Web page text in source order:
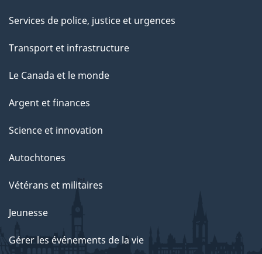
Services de police, justice et urgences
Transport et infrastructure
Le Canada et le monde
Argent et finances
Science et innovation
Autochtones
Vétérans et militaires
Jeunesse
Gérer les événements de la vie